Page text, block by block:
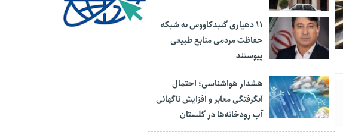
۱۱ دهیاری گنبدکاووس به شبکه
حفاظت مردمی منابع طبیعی
پیوستند
هشدار هواشناسی؛ احتمال
آبگرفتگی معابر و افزایش ناگهانی
آب رودخانه‌ها در گلستان